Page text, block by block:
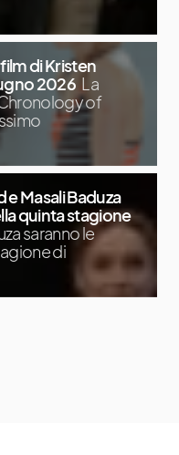
di Kristen
2026 La
of
Masali Baduza
quinta stagione
saranno le
di